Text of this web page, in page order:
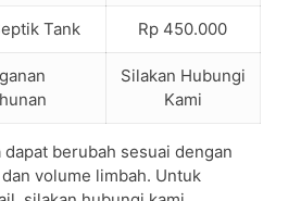
Tank Rp 450.000
Silakan Hubungi
Kami
dapat berubah sesuai dengan
volume limbah. Untuk